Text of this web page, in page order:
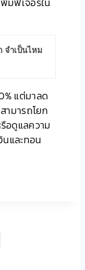
จำเป็นไหม
แต่มาลด
ามารถโยก
อดูแลความ
และทอน